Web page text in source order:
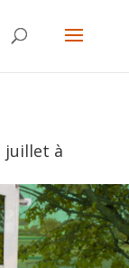
juillet à